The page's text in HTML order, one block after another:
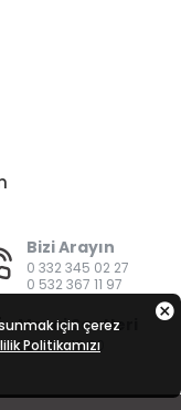
Bizi Arayın
0 332 345 02 27
0 532 367 11 97
Mesai Saatleri
08:00 - 19:00
için çerez
Politikamızı